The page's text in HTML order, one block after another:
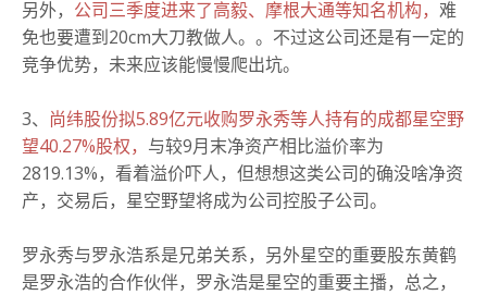
另外， 公司三季度进来了高毅、摩根大通等知名机构， 难
免也要遭到20cm大刀教做人。。不过这公司还是有一定的
竞争优势，未来应该能慢慢爬出坑。
3、 尚纬股份拟5.89亿元收购罗永秀等人持有的成都星空野
望40.27%股权， 与较9月末净资产相比溢价率为
2819.13%，看着溢价吓人，但想想这类公司的确没啥净资
产，交易后，星空野望将成为公司控股子公司。
罗永秀与罗永浩系是兄弟关系，另外星空的重要股东黄鹤
是罗永浩的合作伙伴，罗永浩是星空的重要主播，总之，